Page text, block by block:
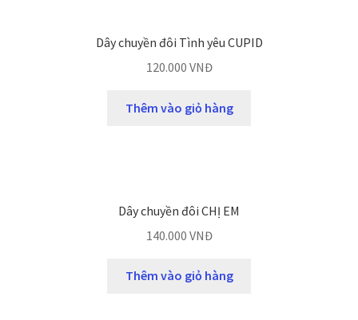
Dây chuyền đôi Tình yêu CUPID
120.000 VNĐ
Thêm vào giỏ hàng
Dây chuyền đôi CHỊ EM
140.000 VNĐ
Thêm vào giỏ hàng